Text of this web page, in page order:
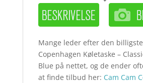
Mange leder efter den billigste
Copenhagen Køletaske –
Blue på nettet, og de ender
at finde tilbud her: Cam Cam